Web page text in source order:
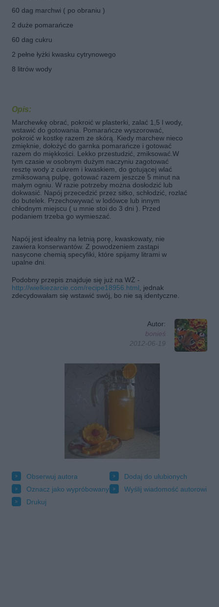
60 dag marchwi ( po obraniu )
2 duże pomarańcze
60 dag cukru
2 pełne łyżki kwasku cytrynowego
8 litrów wody
Opis:
Marchewkę obrać, pokroić w plasterki, zalać 1,5 l wody,
wstawić do gotowania. Pomarańcze wyszorować,
pokroić w kostkę razem ze skórą. Kiedy marchew nieco
zmięknie, dołożyć do garnka pomarańcze i gotować
razem do miękkości. Lekko przestudzić, zmiksować.W
tym czasie w osobnym dużym naczyniu zagotować
resztę wody z cukrem i kwaskiem, do gotującej wlać
zmiksowaną pulpę, gotować razem jeszcze 5 minut na
małym ogniu. W razie potrzeby można dosłodzić lub
dokwasić. Napój przecedzić przez sitko, schłodzić, rozlać
do butelek. Przechowywać w lodówce lub innym
chłodnym miejscu ( u mnie stoi do 3 dni ). Przed
podaniem trzeba go wymieszać.
Napój jest idealny na letnią porę, kwaskowaty, nie
zawiera konserwantów. Z powodzeniem zastąpi
nasycone chemią specyfiki, które spijamy litrami w
upalne dni.
Podobny przepis znajduje się już na WŻ -
http://wielkiezarcie.com/recipe18956.html , jednak
zdecydowałam się wstawić swój, bo nie są identyczne.
Autor:
bonieś
2012-06-19
Obserwuj autora
Dodaj do ulubionych
Oznacz jako wypróbowany
Wyślij wiadomość autorowi
Drukuj